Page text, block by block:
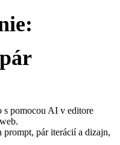
s pomocou AI v editore
pár iterácií a dizajn,